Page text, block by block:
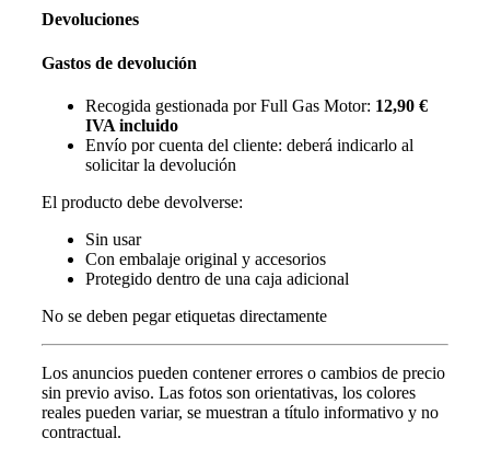
Devoluciones
Gastos de devolución
Recogida gestionada por Full Gas Motor: 12,90 €
IVA incluido
Envío por cuenta del cliente: deberá indicarlo al
solicitar la devolución
El producto debe devolverse:
Sin usar
Con embalaje original y accesorios
Protegido dentro de una caja adicional
No se deben pegar etiquetas directamente
Los anuncios pueden contener errores o cambios de precio
sin previo aviso. Las fotos son orientativas, los colores
reales pueden variar, se muestran a título informativo y no
contractual.